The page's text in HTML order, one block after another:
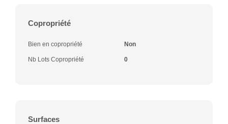
Copropriété
Bien en copropriété Non
Nb Lots Copropriété 0
Surfaces